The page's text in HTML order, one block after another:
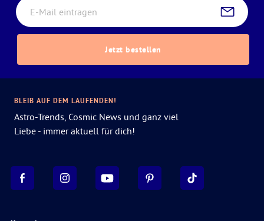
Jetzt bestellen
BLEIB AUF DEM LAUFENDEN!
Astro-Trends, Cosmic News und ganz viel
Liebe - immer aktuell für dich!